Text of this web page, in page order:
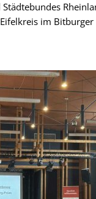
im Bitburger